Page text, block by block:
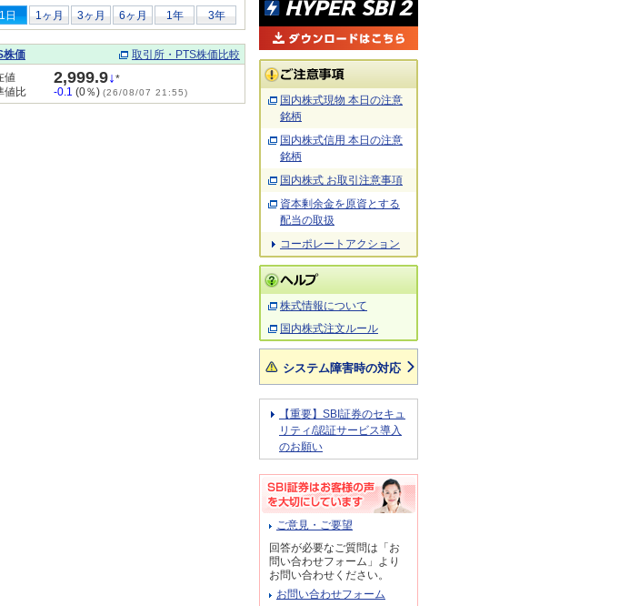
日 1ヶ月 3ヶ月 6ヶ月 1年 3年
株価
取引所・PTS株価比較
値
2,999.9↓*
値比
-0.1 (0％) (26/08/07 21:55)
国内株式現物 本日の注意
銘柄
国内株式信用 本日の注意
銘柄
国内株式 お取引注意事項
資本剰余金を原資とする
配当の取扱
コーポレートアクション
株式情報について
国内株式注文ルール
システム障害時の対応
【重要】SBI証券のセキュ
リティ/認証サービス導入
のお願い
ご意見・ご要望
回答が必要なご質問は「お
問い合わせフォーム」より
お問い合わせください。
お問い合わせフォーム